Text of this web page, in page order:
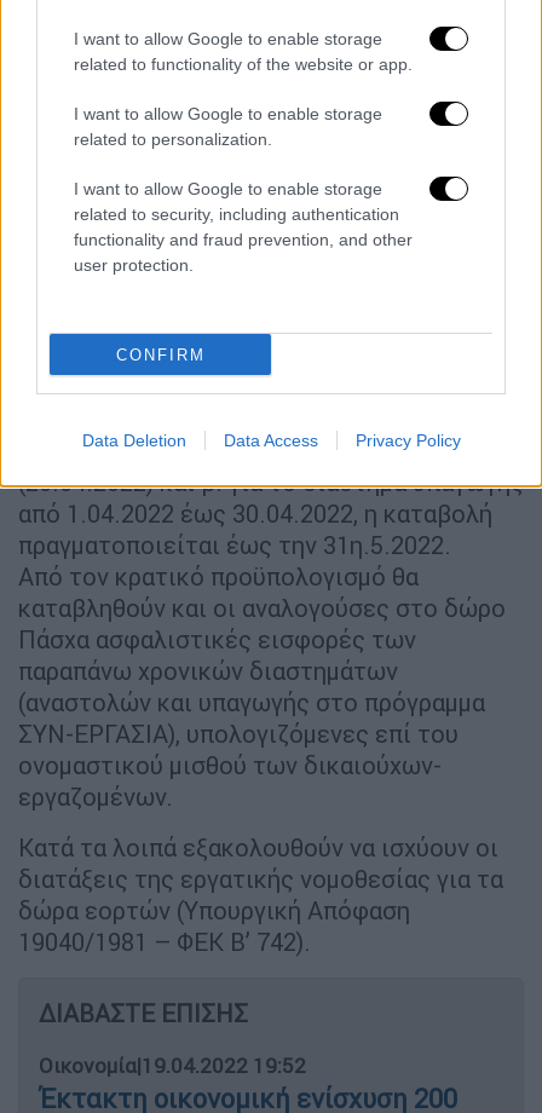
I want to allow Google to enable storage
related to functionality of the website or app.
I want to allow Google to enable storage
related to personalization.
I want to allow Google to enable storage
related to security, including authentication
functionality and fraud prevention, and other
user protection.
CONFIRM
Data Deletion Data Access Privacy Policy
πραγματικών αποδοχών που έλαβαν κατά το
διάστημα υπαγωγής στον εν λόγω μηχανισμό
το αργότερο μέχρι την Μεγάλη Τετάρτη
(20.04.2022).
καταβληθεί απευθείας στους τραπεζικούς
λογαριασμούς των δικαιούχων –
εργαζομένων η αναλογία του δώρου Πάσχα
υπαγωγής τους στο μηχανισμό. Η καταβολή
θα γίνει σε δύο φάσεις: α. για το έως την
πραγματοποιείται έως τη Μεγάλη Τετάρτη
(20.04.2022) και β. για το διάστημα υπαγωγής
από 1.04.2022 έως 30.04.2022, η καταβολή
πραγματοποιείται έως την 31η.5.2022.
Από τον κρατικό προϋπολογισμό θα
καταβληθούν και οι αναλογούσες στο δώρο
Πάσχα ασφαλιστικές εισφορές των
παραπάνω χρονικών διαστημάτων
(αναστολών και υπαγωγής στο πρόγραμμα
ΣΥΝ-ΕΡΓΑΣΙΑ), υπολογιζόμενες επί του
ονομαστικού μισθού των δικαιούχων-
εργαζομένων.
Κατά τα λοιπά εξακολουθούν να ισχύουν οι
διατάξεις της εργατικής νομοθεσίας για τα
δώρα εορτών (Υπουργική Απόφαση
19040/1981 – ΦΕΚ Β’ 742).
ΔΙΑΒΑΣΤΕ ΕΠΙΣΗΣ
Οικονομία|19.04.2022 19:52
Έκτακτη οικονομική ενίσχυση 200